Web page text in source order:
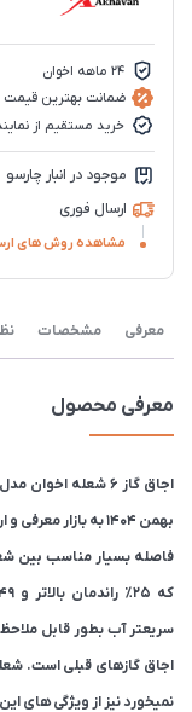
۲۴ ماهه اخوان
ضمانت بهترین قیمت
خرید مستقیم از
موجود در انبار چارسو
ارسال فوری
مشاهده روش های
معرفی مشخصات
معرفی محصول
سریعتر آب بطور قابل
اجاق گازهای قبلی است.
نمیخورد نیز از ویژگی های